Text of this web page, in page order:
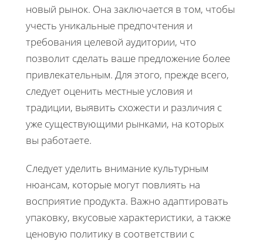
новый рынок. Она заключается в том, чтобы
учесть уникальные предпочтения и
требования целевой аудитории, что
позволит сделать ваше предложение более
привлекательным. Для этого, прежде всего,
следует оценить местные условия и
традиции, выявить схожести и различия с
уже существующими рынками, на которых
вы работаете.
Следует уделить внимание культурным
нюансам, которые могут повлиять на
восприятие продукта. Важно адаптировать
упаковку, вкусовые характеристики, а также
ценовую политику в соответствии с